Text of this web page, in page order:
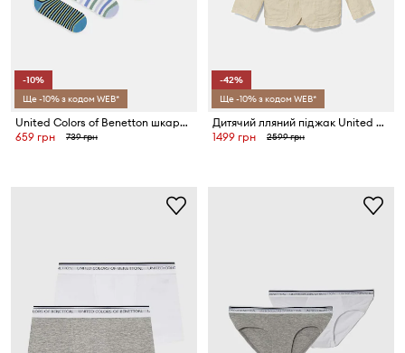
-10%
Ще -10% з кодом WEB*
United Colors of Benetton шкарпетки дитячі 4 шт.
659 грн
739 грн
-42%
Ще -10% з кодом WEB*
Дитячий лляний піджак United Colors of Benetton
1499 грн
2599 грн